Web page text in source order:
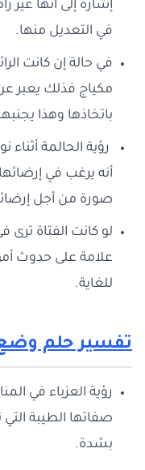
إشارة إلى أنها غير
في التعديل منها.
في حالة إن كانت
مكياج فذلك يعبر
باتخاذها وهذا
رؤية الحالمة
أنه يرغب في
صورة من أجل
لو كانت الفتاة
علامة على حدوث
للغاية.
تفسير حلم وضع
رؤية العزباء في
صفاتها الطيبة
بشدة.